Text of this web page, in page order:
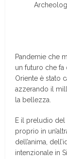
Pandemie che
un futuro che fa
Oriente è stato
azzerando il
la bellezza.
E il preludio
proprio in
dell’anima,
intenzionale in